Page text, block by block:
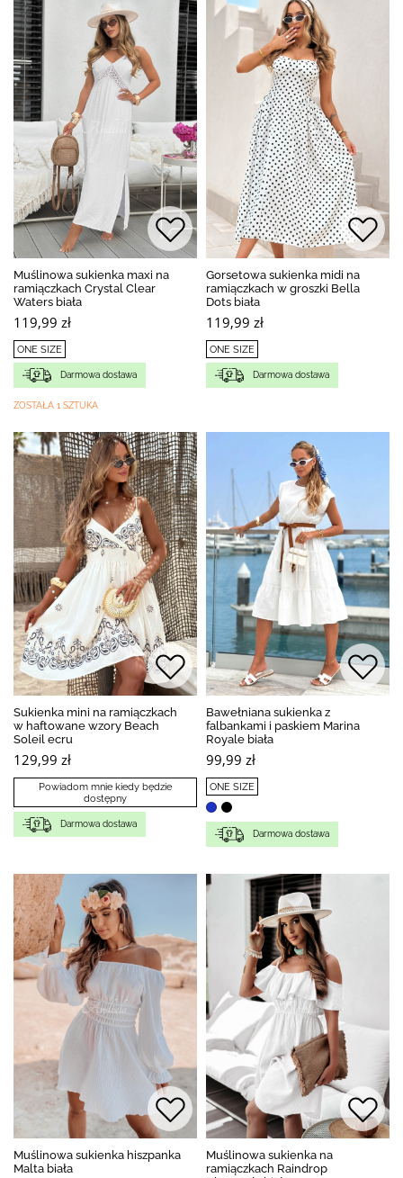
Muślinowa sukienka maxi na
ramiączkach Crystal Clear
Waters biała
119,99 zł
ONE SIZE
Darmowa dostawa
ZOSTAŁA 1 SZTUKA
Gorsetowa sukienka midi na
ramiączkach w groszki Bella
Dots biała
119,99 zł
ONE SIZE
Darmowa dostawa
Sukienka mini na ramiączkach
w haftowane wzory Beach
Soleil ecru
129,99 zł
Powiadom mnie kiedy będzie
dostępny
Darmowa dostawa
Bawełniana sukienka z
falbankami i paskiem Marina
Royale biała
99,99 zł
ONE SIZE
Darmowa dostawa
Muślinowa sukienka hiszpanka
Malta biała
Muślinowa sukienka na
ramiączkach Raindrop